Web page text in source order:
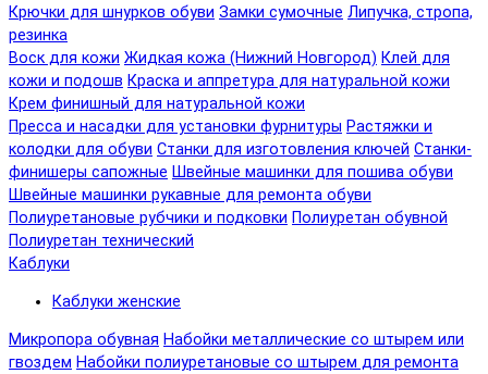
Крючки для шнурков обуви Замки сумочные Липучка, стропа,
резинка
Воск для кожи Жидкая кожа (Нижний Новгород) Клей для
кожи и подошв Краска и аппретура для натуральной кожи
Крем финишный для натуральной кожи
Пресса и насадки для установки фурнитуры Растяжки и
колодки для обуви Станки для изготовления ключей Станки-
финишеры сапожные Швейные машинки для пошива обуви
Швейные машинки рукавные для ремонта обуви
Полиуретановые рубчики и подковки Полиуретан обувной
Полиуретан технический
Каблуки
Каблуки женские
Микропора обувная Набойки металлические со штырем или
гвоздем Набойки полиуретановые со штырем для ремонта